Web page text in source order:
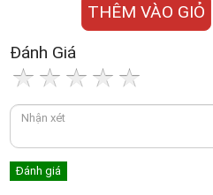
THÊM VÀO GIỎ
Đánh Giá